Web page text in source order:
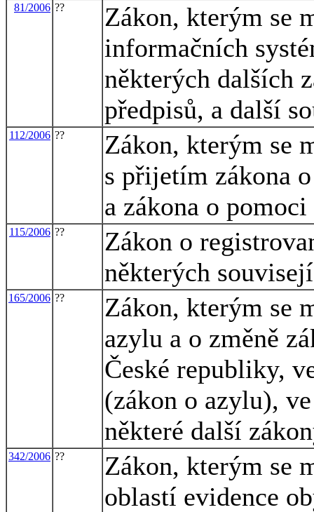
81/2006 ??
Zákon, kterým se
informačních
některých dalších
předpisů, a další
112/2006 ??
Zákon, kterým se
s přijetím zákona
a zákona o
115/2006 ??
Zákon o
některých
165/2006 ??
Zákon, kterým se
azylu a o změně
České republiky,
(zákon o azylu),
některé další
342/2006 ??
Zákon, kterým se
oblastí evidence